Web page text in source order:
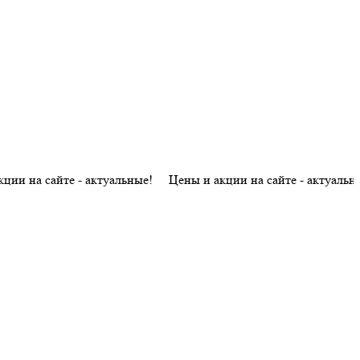
сайте - актуальные! Цены и акции на сайте - актуальные!